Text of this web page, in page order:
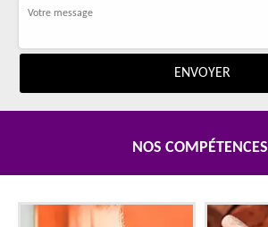
NOS COMPÉTENCES